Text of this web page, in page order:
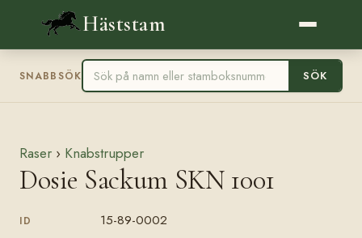
Häststam
SNABBSÖK SÖK
Raser › Knabstrupper
Dosie Sackum SKN 1001
ID 15-89-0002